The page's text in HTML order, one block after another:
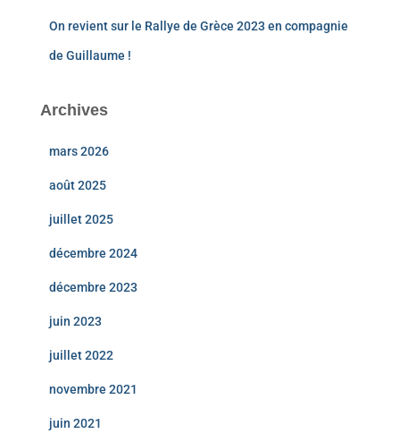
On revient sur le Rallye de Grèce 2023 en compagnie
de Guillaume !
Archives
mars 2026
août 2025
juillet 2025
décembre 2024
décembre 2023
juin 2023
juillet 2022
novembre 2021
juin 2021